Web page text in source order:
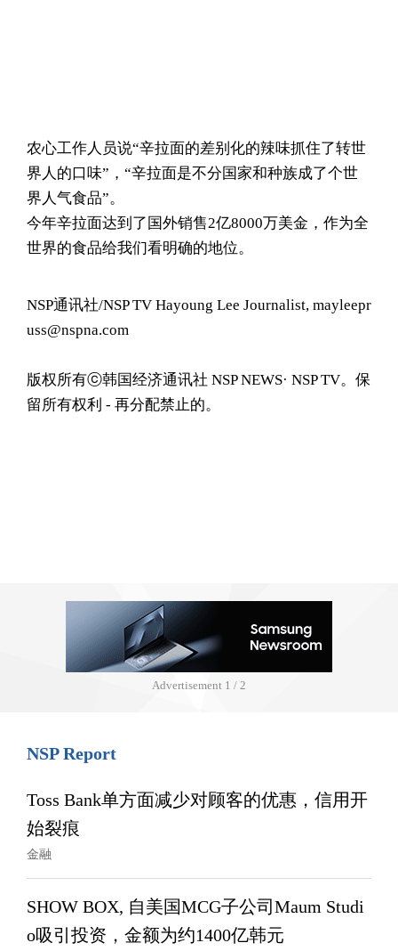
农心工作人员说“辛拉面的差别化的辣味抓住了转世
界人的口味”，“辛拉面是不分国家和种族成了个世
界人气食品”。
今年辛拉面达到了国外销售2亿8000万美金，作为全
世界的食品给我们看明确的地位。
NSP通讯社/NSP TV Hayoung Lee Journalist, mayleepr
uss@nspna.com
版权所有ⓒ韩国经济通讯社 NSP NEWS· NSP TV。保
留所有权利 - 再分配禁止的。
Advertisement 1 / 2
NSP Report
Toss Bank单方面减少对顾客的优惠，信用开
始裂痕
金融
SHOW BOX, 自美国MCG子公司Maum Studi
o吸引投资，金额为约1400亿韩元